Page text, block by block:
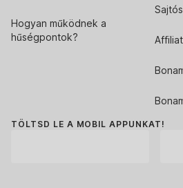
Hogyan működnek a
hűségpontok?
TÖLTSD LE A MOBIL APPUNKAT!